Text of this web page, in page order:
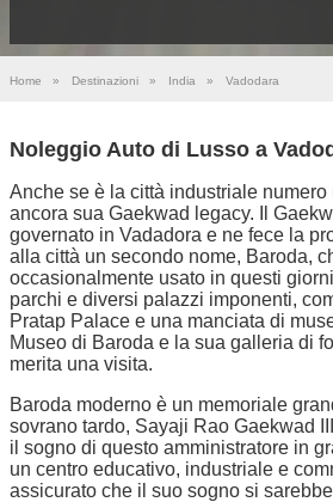
Home » Destinazioni » India » Vadodara
Noleggio Auto di Lusso a
Anche se è la città industriale numero
ancora sua Gaekwad legacy. Il
governato in Vadadora e ne fece la
alla città un secondo nome, Baroda,
occasionalmente usato in questi
parchi e diversi palazzi imponenti,
Pratap Palace e una manciata di
Museo di Baroda e la sua galleria di
merita una visita.
Baroda moderno è un memoriale
sovrano tardo, Sayaji Rao Gaekwad
il sogno di questo amministratore in
un centro educativo, industriale e
assicurato che il suo sogno si